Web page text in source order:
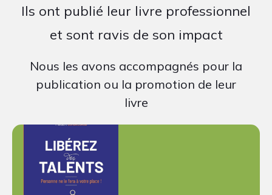
Ils ont publié leur livre professionnel
et sont ravis de son impact
Nous les avons accompagnés pour la
publication ou la promotion de leur
livre